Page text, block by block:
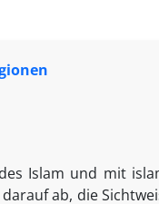
Islam und mit
ab, die